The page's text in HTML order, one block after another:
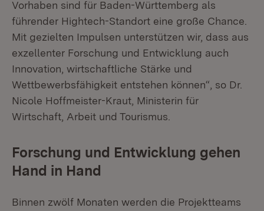
Vorhaben sind für Baden-Württemberg als
führender Hightech-Standort eine große Chance.
Mit gezielten Impulsen unterstützen wir, dass aus
exzellenter Forschung und Entwicklung auch
Innovation, wirtschaftliche Stärke und
Wettbewerbsfähigkeit entstehen können“, so Dr.
Nicole Hoffmeister-Kraut, Ministerin für
Wirtschaft, Arbeit und Tourismus.
Forschung und Entwicklung gehen
Hand in Hand
Binnen zwölf Monaten werden die Projektteams